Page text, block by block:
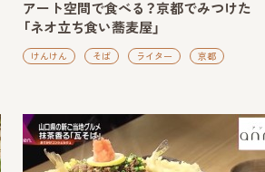
アート空間で食べる？京都でみつけた
「ネオ立ち食い蕎麦屋」
けんけん そば ライター 京都